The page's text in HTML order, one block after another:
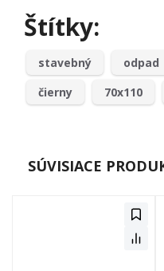
Štítky:
stavebný odpad
čierny
70x110
SÚVISIACE